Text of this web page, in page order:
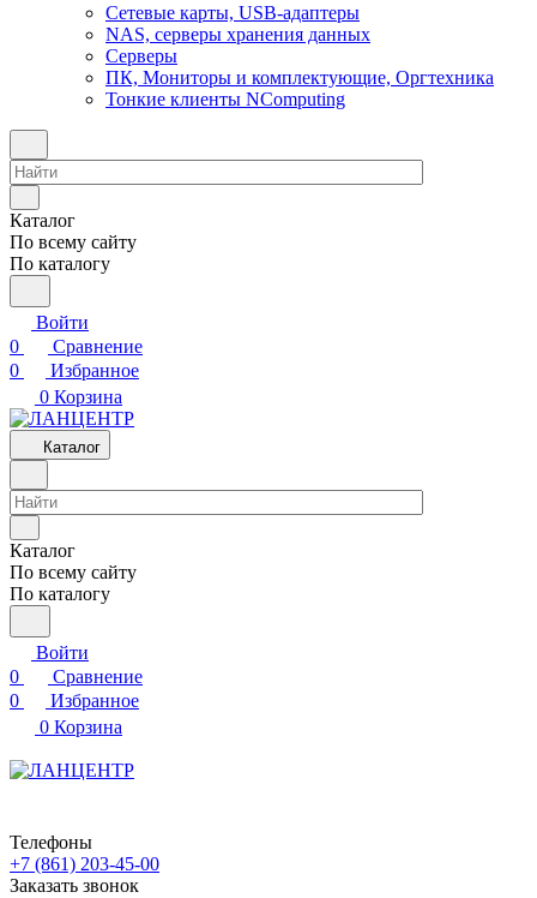
Сетевые карты, USB-адаптеры
NAS, серверы хранения данных
Серверы
ПК, Мониторы и комплектующие, Оргтехника
Тонкие клиенты NComputing
Каталог
По всему сайту
По каталогу
Войти
0
Сравнение
0
Избранное
0 Корзина
Каталог
Каталог
По всему сайту
По каталогу
Войти
0
Сравнение
0
Избранное
0 Корзина
Телефоны
+7 (861) 203-45-00
Заказать звонок